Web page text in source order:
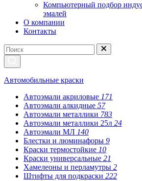
Компьютерный подбор
эмалей
О компании
Контакты
Автомобильные краски
Автоэмали акриловые 171
Автоэмали алкидные 57
Автоэмали металлики 783
Автоэмали металлики 25л 24
Автоэмали МЛ 140
Блестки и люминафоры 9
Краски термостойкие 10
Краски универсальные 21
Хамелеоны и перламутры 2
Штифты для подкраски 222